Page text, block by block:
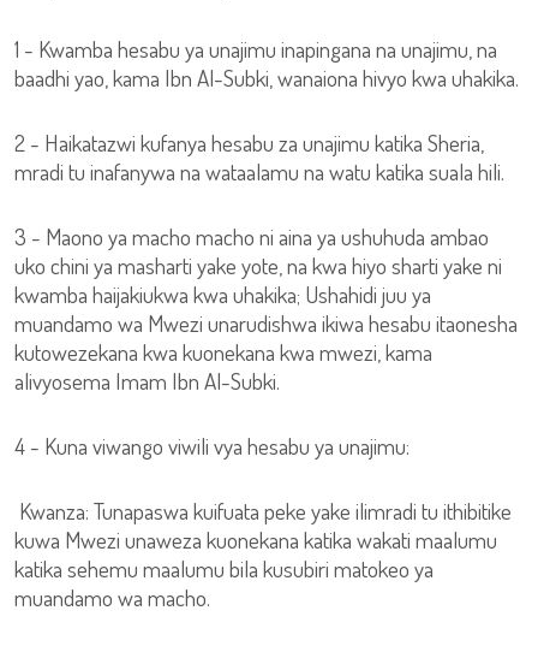
1 - Kwamba hesabu ya unajimu inapingana na unajimu, na
baadhi yao, kama Ibn Al-Subki, wanaiona hivyo kwa uhakika.
2 - Haikatazwi kufanya hesabu za unajimu katika Sheria,
mradi tu inafanywa na wataalamu na watu katika suala hili.
3 - Maono ya macho macho ni aina ya ushuhuda ambao
uko chini ya masharti yake yote, na kwa hiyo sharti yake ni
kwamba haijakiukwa kwa uhakika; Ushahidi juu ya
muandamo wa Mwezi unarudishwa ikiwa hesabu itaonesha
kutowezekana kwa kuonekana kwa mwezi, kama
alivyosema Imam Ibn Al-Subki.
4 - Kuna viwango viwili vya hesabu ya unajimu:
Kwanza: Tunapaswa kuifuata peke yake ilimradi tu ithibitike
kuwa Mwezi unaweza kuonekana katika wakati maalumu
katika sehemu maalumu bila kusubiri matokeo ya
muandamo wa macho.